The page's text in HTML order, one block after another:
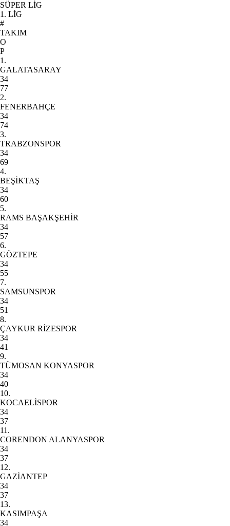
SÜPER LİG
1. LİG
#
TAKIM
O
P
1.
GALATASARAY
34
77
2.
FENERBAHÇE
34
74
3.
TRABZONSPOR
34
69
4.
BEŞİKTAŞ
34
60
5.
RAMS BAŞAKŞEHİR
34
57
6.
GÖZTEPE
34
55
7.
SAMSUNSPOR
34
51
8.
ÇAYKUR RİZESPOR
34
41
9.
TÜMOSAN KONYASPOR
34
40
10.
KOCAELİSPOR
34
37
11.
CORENDON ALANYASPOR
34
37
12.
GAZİANTEP
34
37
13.
KASIMPAŞA
34